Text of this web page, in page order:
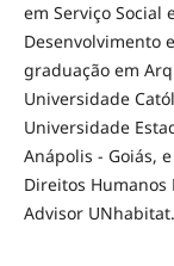
em Serviço Social
Desenvolvimento
graduação em
Universidade
Universidade
Anápolis - Goiás,
Direitos Humanos
Advisor UNhabitat.